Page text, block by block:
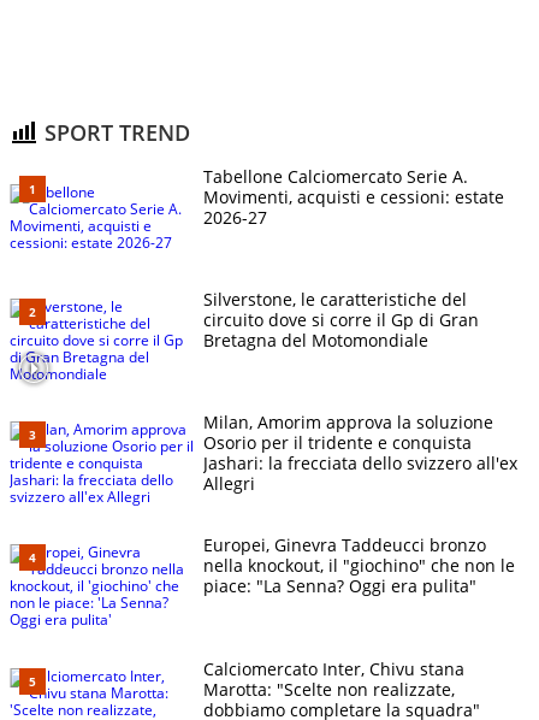
SPORT TREND
Tabellone Calciomercato Serie A.
Movimenti, acquisti e cessioni: estate
2026-27
Silverstone, le caratteristiche del
circuito dove si corre il Gp di Gran
Bretagna del Motomondiale
Milan, Amorim approva la soluzione
Osorio per il tridente e conquista
Jashari: la frecciata dello svizzero all'ex
Allegri
Europei, Ginevra Taddeucci bronzo
nella knockout, il "giochino" che non le
piace: "La Senna? Oggi era pulita"
Calciomercato Inter, Chivu stana
Marotta: "Scelte non realizzate,
dobbiamo completare la squadra"